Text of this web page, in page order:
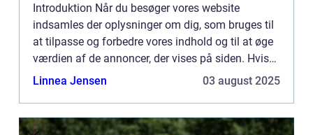
Introduktion Når du besøger vores website
indsamles der oplysninger om dig, som bruges til
at tilpasse og forbedre vores indhold og til at øge
værdien af de annoncer, der vises på siden. Hvis
du ikke ønsker, at der indsamles oplysninger, bør
Linnea Jensen 03 august 2025